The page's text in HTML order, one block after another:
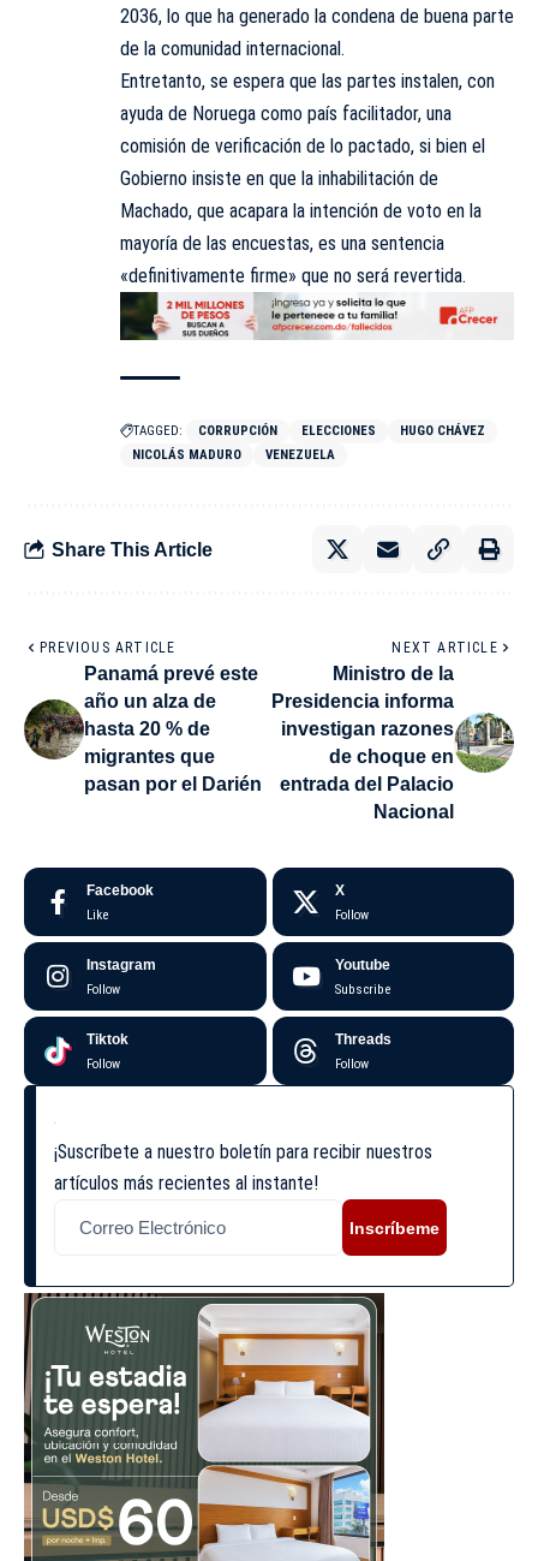
2036, lo que ha generado la condena de buena parte
de la comunidad internacional.
Entretanto, se espera que las partes instalen, con
ayuda de Noruega como país facilitador, una
comisión de verificación de lo pactado, si bien el
Gobierno insiste en que la inhabilitación de
Machado, que acapara la intención de voto en la
mayoría de las encuestas, es una sentencia
«definitivamente firme» que no será revertida.
TAGGED: CORRUPCIÓN ELECCIONES
HUGO CHÁVEZ
NICOLÁS MADURO
VENEZUELA
Share This Article
PREVIOUS ARTICLE
Panamá prevé este
año un alza de
hasta 20 % de
migrantes que
pasan por el Darién
NEXT ARTICLE
Ministro de la
Presidencia informa
investigan razones
de choque en
entrada del Palacio
Nacional
Facebook
Like
X
Follow
Instagram
Follow
Youtube
Subscribe
Tiktok
Follow
Threads
Follow
¡Suscríbete a nuestro boletín para recibir nuestros
artículos más recientes al instante!
Inscríbeme